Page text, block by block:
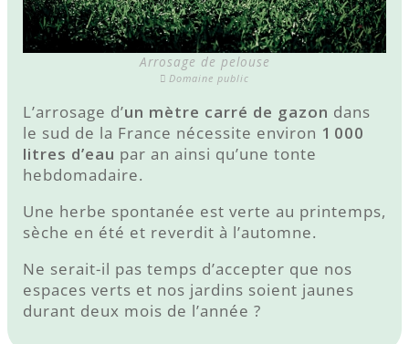
Arrosage de pelouse
Domaine public
L’arrosage d’un mètre carré de gazon dans
le sud de la France nécessite environ 1 000
litres d’eau par an ainsi qu’une tonte
hebdomadaire.
Une herbe spontanée est verte au printemps,
sèche en été et reverdit à l’automne.
Ne serait-il pas temps d’accepter que nos
espaces verts et nos jardins soient jaunes
durant deux mois de l’année ?